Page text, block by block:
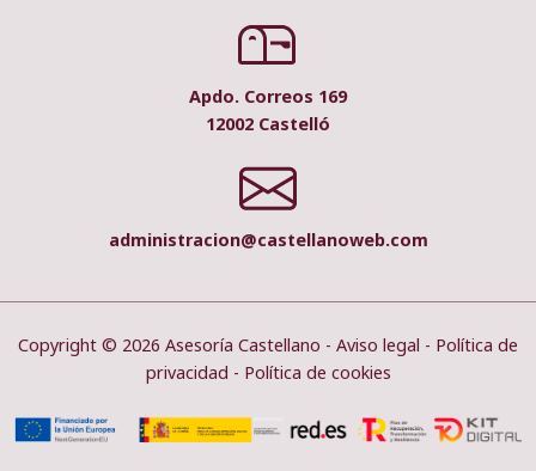
Apdo. Correos 169
12002 Castelló
administracion@castellanoweb.com
Copyright © 2026 Asesoría Castellano - Aviso legal - Política de
privacidad - Política de cookies